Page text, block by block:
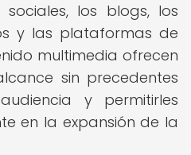
los blogs, los
y las plataformas de
multimedia ofrecen
sin precedentes
y permitirles
en la expansión de la